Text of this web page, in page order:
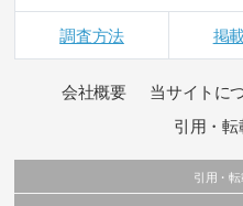
調査方法 掲
会社概要 当サイトに
引用・転
引用・